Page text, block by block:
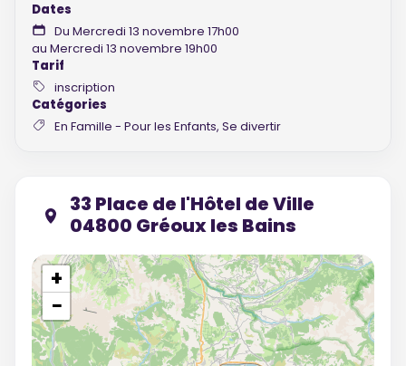
Dates
Du Mercredi 13 novembre 17h00
au Mercredi 13 novembre 19h00
Tarif
inscription
Catégories
En Famille - Pour les Enfants, Se divertir
33 Place de l'Hôtel de Ville
04800 Gréoux les Bains
+
−